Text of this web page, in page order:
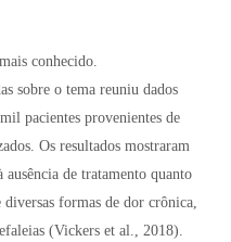
conhecido.
sobre o tema reuniu dados
pacientes provenientes de
Os resultados mostraram
de tratamento quanto
formas de dor crônica,
(Vickers et al., 2018).